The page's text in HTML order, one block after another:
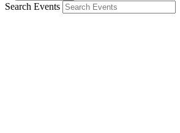
Search Events